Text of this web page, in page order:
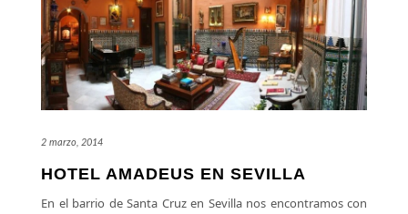
2 marzo, 2014
HOTEL AMADEUS EN SEVILLA
En el barrio de Santa Cruz en Sevilla nos encontramos con